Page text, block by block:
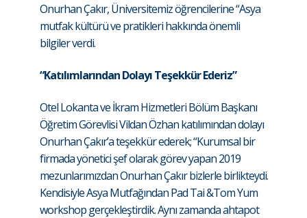
Onurhan Çakır, Üniversitemiz öğrencilerine “Asya
mutfak kültürü ve pratikleri hakkında önemli
bilgiler verdi.
“Katılımlarından Dolayı Teşekkür Ederiz”
Otel Lokanta ve İkram Hizmetleri Bölüm Başkanı
Öğretim Görevlisi Vildan Özhan katılımından dolayı
Onurhan Çakır’a teşekkür ederek; “Kurumsal bir
firmada yönetici şef olarak görev yapan 2019
mezunlarımızdan Onurhan Çakır bizlerle birlikteydi.
Kendisiyle Asya Mutfağından Pad Tai &Tom Yum
workshop gerçekleştirdik. Aynı zamanda ahtapot